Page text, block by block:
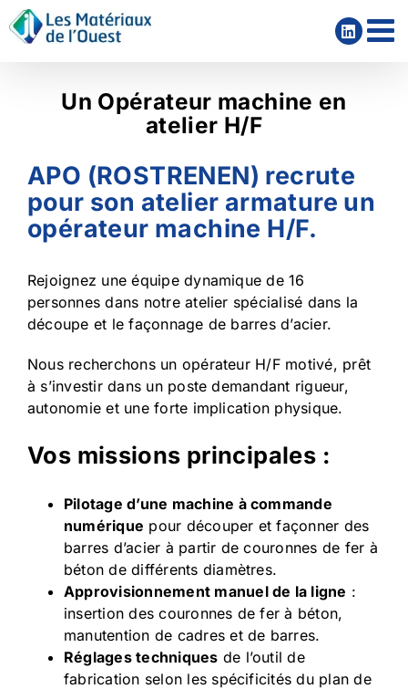
Passer
au
Un Opérateur machine en
atelier H/F
APO (ROSTRENEN) recrute
pour son atelier armature un
opérateur machine H/F.
Rejoignez une équipe dynamique de 16
personnes dans notre atelier spécialisé dans la
découpe et le façonnage de barres d’acier.
Nous recherchons un opérateur H/F motivé, prêt
à s’investir dans un poste demandant rigueur,
autonomie et une forte implication physique.
Vos missions principales :
Pilotage d’une machine à commande
numérique pour découper et façonner des
barres d’acier à partir de couronnes de fer à
béton de différents diamètres.
Approvisionnement manuel de la ligne :
insertion des couronnes de fer à béton,
manutention de cadres et de barres.
Réglages techniques de l’outil de
fabrication selon les spécificités du plan de